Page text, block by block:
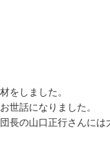
をしました。
世話になりました。
長の山口正行さんには